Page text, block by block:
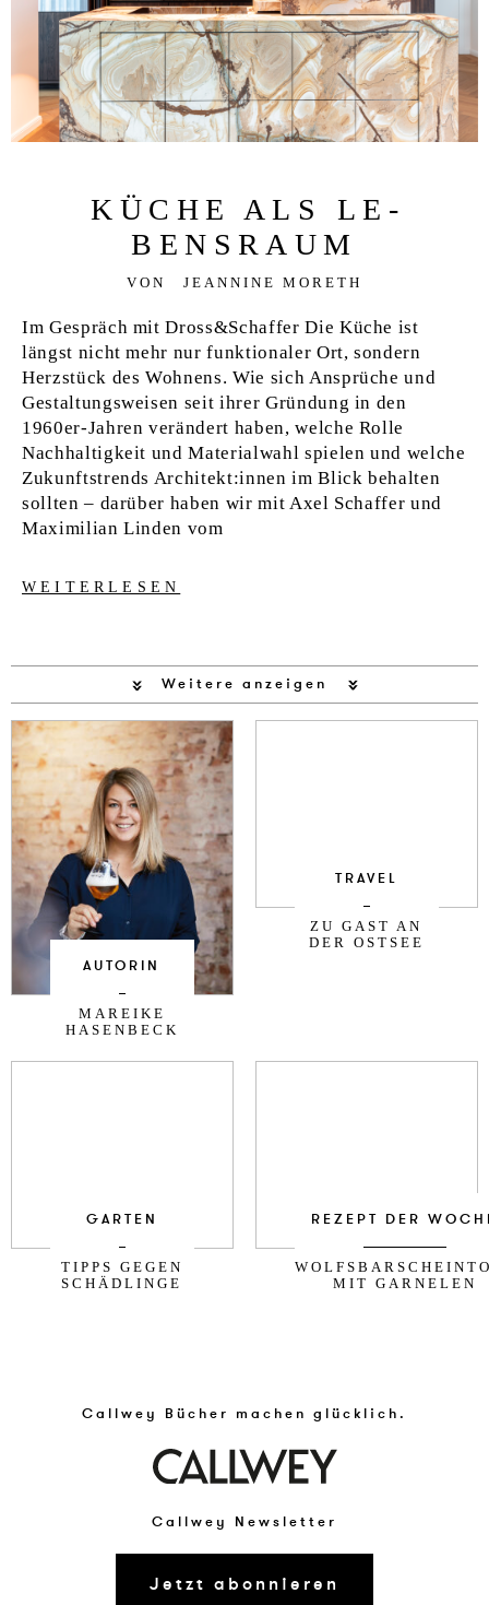
KÜCHE ALS LE­
BENSRAUM
VON JEANNINE MORETH
Im Gespräch mit Dross&Schaffer Die Küche ist
längst nicht mehr nur funktionaler Ort, sondern
Herzstück des Wohnens. Wie sich Ansprüche und
Gestaltungsweisen seit ihrer Gründung in den
1960er-Jahren verändert haben, welche Rolle
Nachhaltigkeit und Materialwahl spielen und welche
Zukunftstrends Architekt:innen im Blick behalten
sollten – darüber haben wir mit Axel Schaffer und
Maximilian Linden vom
WEITERLESEN
Weitere anzeigen
AUTORIN
MAREIKE
HASENBECK
TRAVEL
ZU GAST AN
DER OSTSEE
GARTEN
TIPPS GEGEN
SCHÄDLINGE
REZEPT DER
MIT GARNELEN
Callwey Bücher machen glücklich.
Callwey Newsletter
Jetzt abonnieren